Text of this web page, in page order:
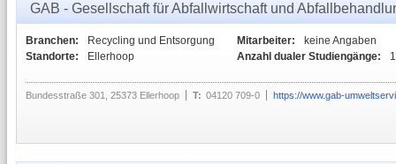
GAB - Gesellschaft für Abfallwirtschaft und
Branchen:
Recycling und Entsorgung
Standorte:
Ellerhoop
Mitarbeiter:
keine Angaben
Anzahl dualer Studiengänge:
1
Bundesstraße 301, 25373 Ellerhoop T: 04120 709-0 https://www.gab-